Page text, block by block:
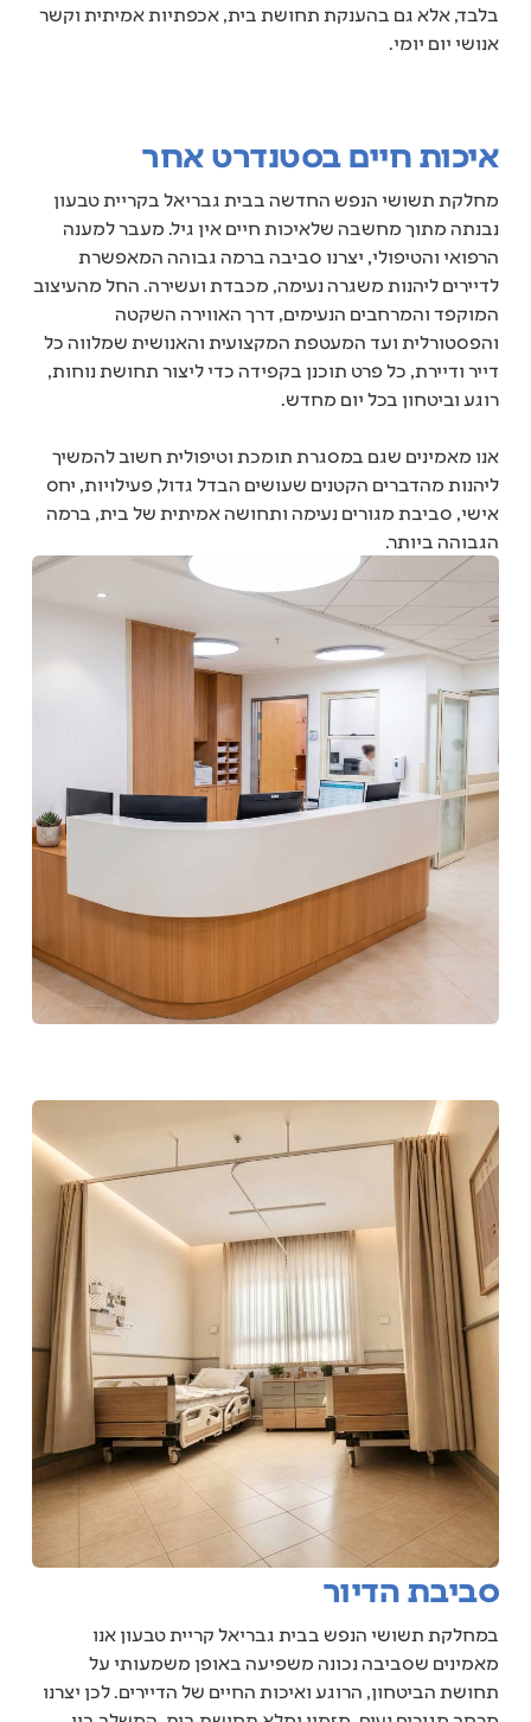
בלבד, אלא גם בהענקת תחושת בית, אכפתיות אמיתית וקשר
אנושי יום יומי.
איכות חיים בסטנדרט אחר
מחלקת תשושי הנפש החדשה בבית גבריאל בקריית טבעון
נבנתה מתוך מחשבה שלאיכות חיים אין גיל. מעבר למענה
הרפואי והטיפולי, יצרנו סביבה ברמה גבוהה המאפשרת
לדיירים ליהנות משגרה נעימה, מכבדת ועשירה. החל מהעיצוב
המוקפד והמרחבים הנעימים, דרך האווירה השקטה
והפסטורלית ועד המעטפת המקצועית והאנושית שמלווה כל
דייר ודיירת, כל פרט תוכנן בקפידה כדי ליצור תחושת נוחות,
רוגע וביטחון בכל יום מחדש.
אנו מאמינים שגם במסגרת תומכת וטיפולית חשוב להמשיך
ליהנות מהדברים הקטנים שעושים הבדל גדול, פעילויות, יחס
אישי, סביבת מגורים נעימה ותחושה אמיתית של בית, ברמה
הגבוהה ביותר.
סביבת הדיור
במחלקת תשושי הנפש בבית גבריאל קריית טבעון אנו
מאמינים שסביבה נכונה משפיעה באופן משמעותי על
תחושת הביטחון, הרוגע ואיכות החיים של הדיירים. לכן יצרנו